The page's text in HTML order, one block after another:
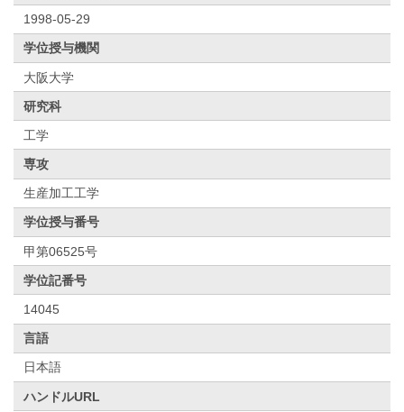
1998-05-29
学位授与機関
大阪大学
研究科
工学
専攻
生産加工工学
学位授与番号
甲第06525号
学位記番号
14045
言語
日本語
ハンドルURL